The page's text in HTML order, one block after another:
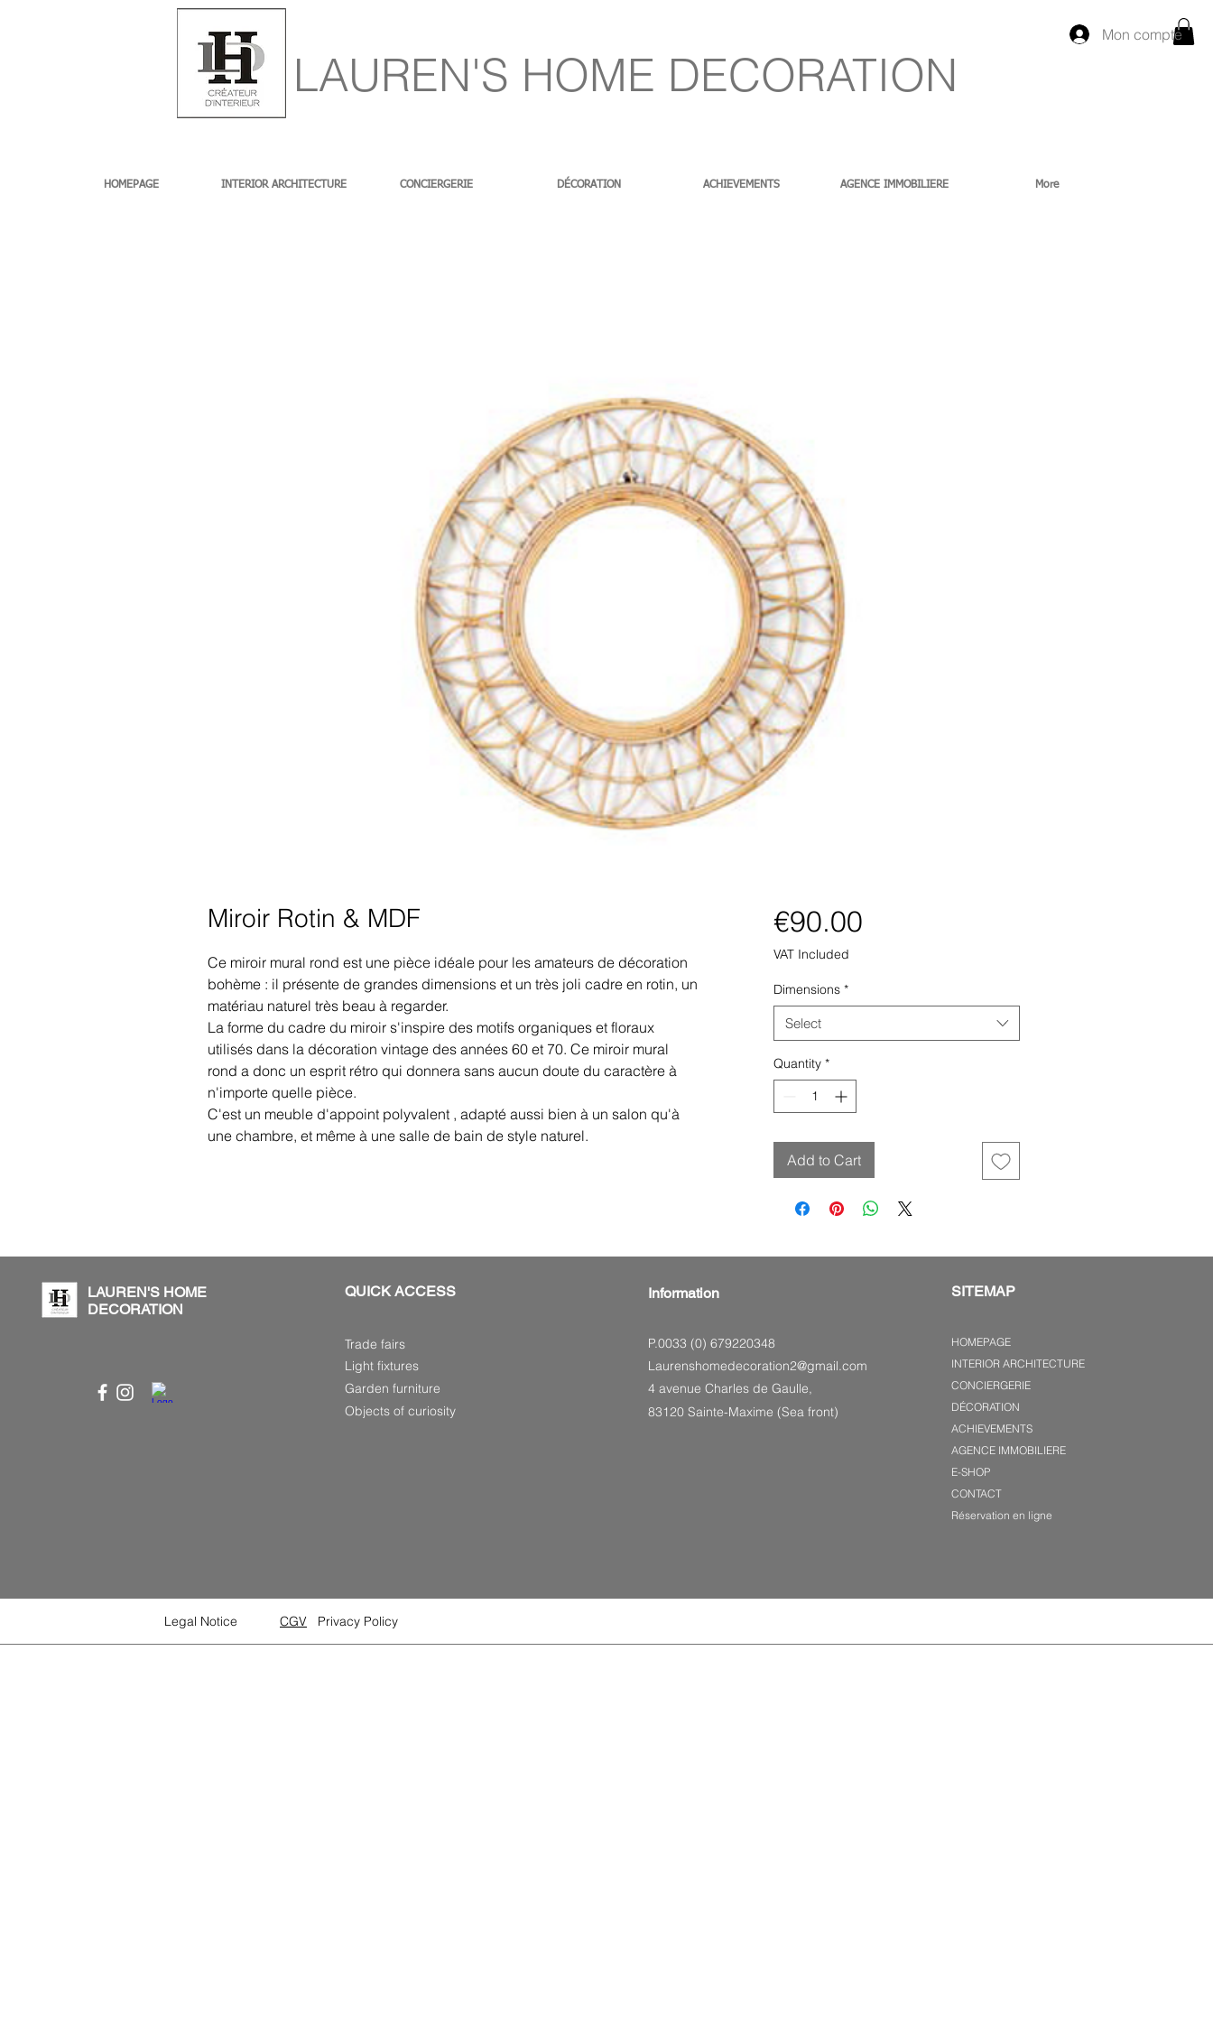
Mon compte
LAUREN'S HOME DECORATION
HOMEPAGE INTERIOR ARCHITECTURE CONCIERGERIE DÉCORATION ACHIEVEMENTS AGENCE IMMOBILIERE More
Miroir Rotin & MDF
Ce miroir mural rond est une pièce idéale pour les amateurs de décoration
bohème : il présente de grandes dimensions et un très joli cadre en rotin, un
matériau naturel très beau à regarder.
La forme du cadre du miroir s'inspire des motifs organiques et floraux
utilisés dans la décoration vintage des années 60 et 70. Ce miroir mural
rond a donc un esprit rétro qui donnera sans aucun doute du caractère à
n'importe quelle pièce.
C'est un meuble d'appoint polyvalent , adapté aussi bien à un salon qu'à
une chambre, et même à une salle de bain de style naturel.
€90.00Price
VAT Included
Dimensions *
Select
Quantity *
Add to Cart
LAUREN'S HOME
DECORATION
QUICK ACCESS
Trade fairs
Light fixtures
Garden furniture
Objects of curiosity
Information
P.0033 (0) 679220348
Laurenshomedecoration2@gmail.com
4 avenue Charles de Gaulle,
83120 Sainte-Maxime (Sea front)
SITEMAP
HOMEPAGE
INTERIOR ARCHITECTURE
CONCIERGERIE
DÉCORATION
ACHIEVEMENTS
AGENCE IMMOBILIERE
E-SHOP
CONTACT
Réservation en ligne
Legal Notice CGV Privacy Policy